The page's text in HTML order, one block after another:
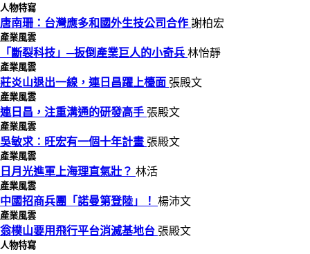
人物特寫
唐南珊：台灣應多和國外生技公司合作 謝柏宏
產業風雲
「斷裂科技」─扳倒產業巨人的小奇兵 林怡靜
產業風雲
莊炎山退出一線，連日昌躍上檯面 張殿文
產業風雲
連日昌，注重溝通的研發高手 張殿文
產業風雲
吳敏求︰旺宏有一個十年計畫 張殿文
產業風雲
日月光進軍上海理直氣壯？ 林活
產業風雲
中國招商兵團「諾曼第登陸」！ 楊沛文
產業風雲
翁樸山要用飛行平台消滅基地台 張殿文
人物特寫